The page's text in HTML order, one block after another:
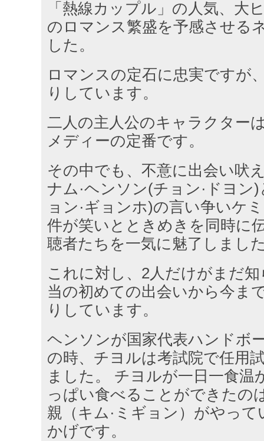
「熱線カップル」の人気、大
のロマンス繁盛を予感させる
した。
ロマンスの定石に忠実ですが
りしています。
二人の主人公のキャラクター
メディーの定番です。
その中でも、不意に出会い吠
ナム·ヘンソン(チョン·ドヨン
ョン·ギョンホ)の言い争いケ
件が笑いとときめきを同時に
聴者たちを一気に魅了しまし
これに対し、2人だけがまだ
当の初めての出会いから今ま
りしています。
ヘンソンが国家代表ハンドボ
の時、チヨルは考試院で任用
ました。 チヨルが一日一食温
っぱい食べることができたの
親（キム·ミギョン）がやっ
かげです。